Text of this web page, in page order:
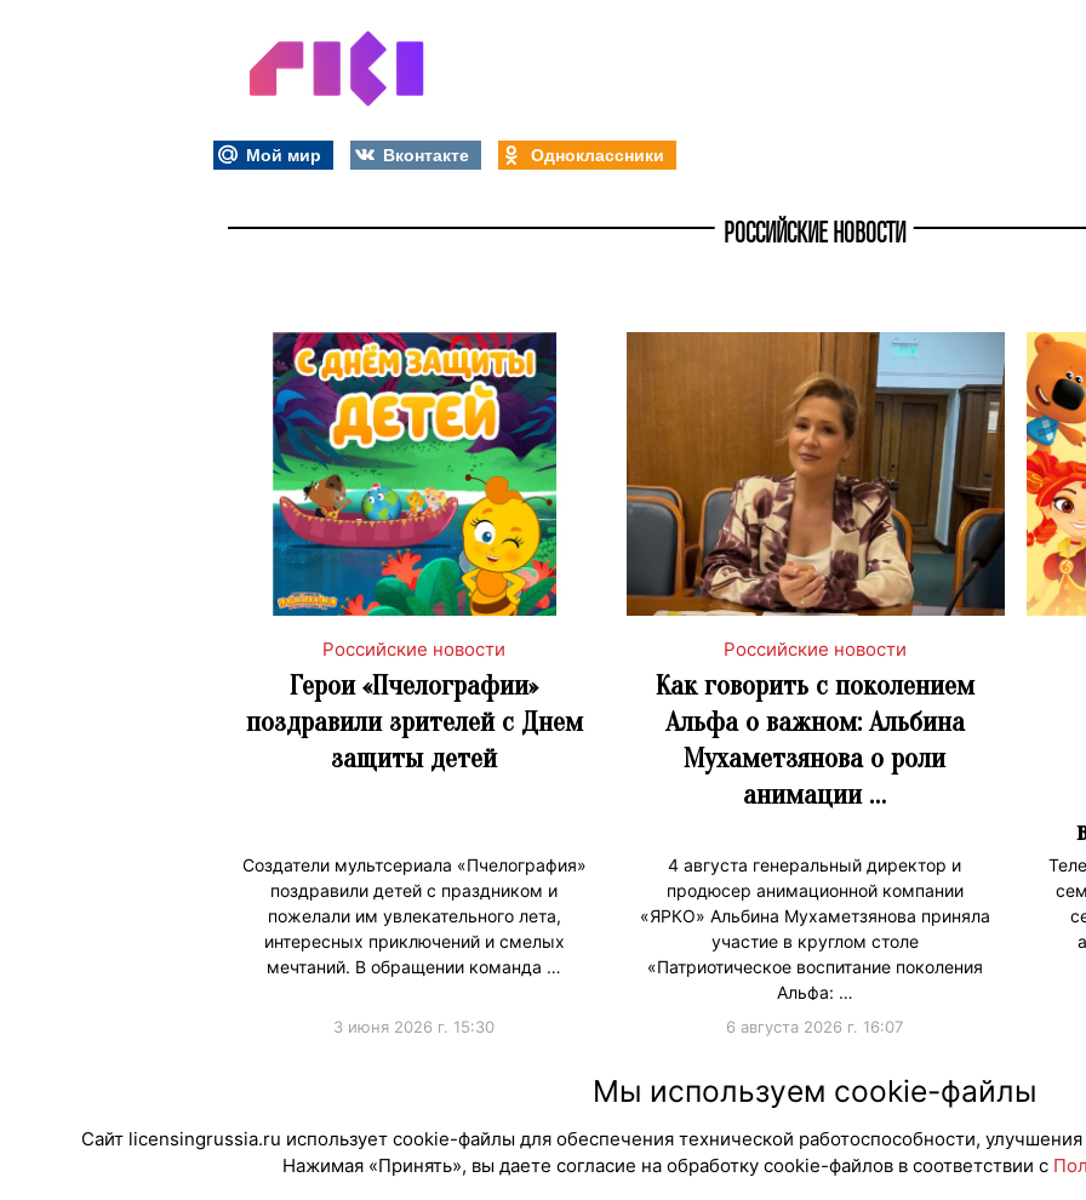
Мой мир Вконтакте Одноклассники
РОССИЙСКИЕ НОВОСТИ
Российские новости
Герои «Пчелографии»
поздравили зрителей с Днем
защиты детей
Создатели мультсериала «Пчелография»
поздравили детей с праздником и
пожелали им увлекательного лета,
интересных приключений и смелых
мечтаний. В обращении команда …
3 июня 2026 г. 15:30
Российские новости
Как говорить с поколением
Альфа о важном: Альбина
Мухаметзянова о роли
анимации …
4 августа генеральный директор и
продюсер анимационной компании
«ЯРКО» Альбина Мухаметзянова приняла
участие в круглом столе
«Патриотическое воспитание поколения
Альфа: …
6 августа 2026 г. 16:07
Мы используем cookie-файлы
Сайт licensingrussia.ru использует cookie-файлы для обеспечения технической работоспособности,
Нажимая «Принять», вы даете согласие на обработку cookie-файлов в соответствии с